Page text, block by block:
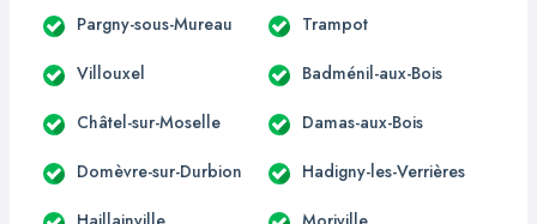
Pargny-sous-Mureau Trampot
Villouxel Badménil-aux-Bois
Châtel-sur-Moselle Damas-aux-Bois
Domèvre-sur-Durbion Hadigny-les-Verrières